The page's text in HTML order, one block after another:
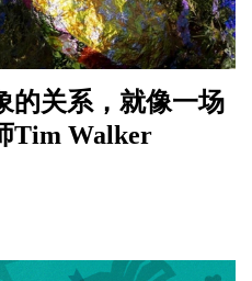
的关系，就像一场
Tim Walker